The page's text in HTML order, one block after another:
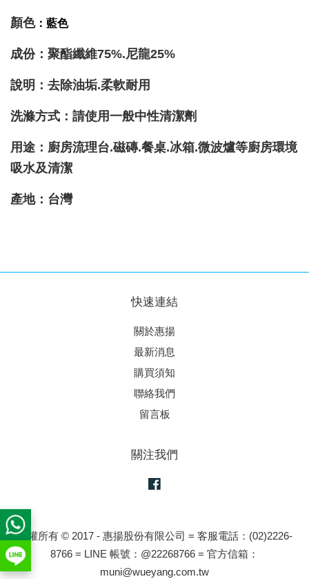
顏色：藍色
成份：聚酯纖維75%.尼龍25%
說明：去除油垢.柔軟耐用
洗滌方式：請使用一般中性清潔劑
用途：廚房流理台.磁磚.餐桌.冰箱.微波爐等廚房環境
吸水及清潔
產地：台灣
快速連結
關於惠揚
最新消息
購買須知
聯絡我們
留言板
關注我們
版權所有 © 2017 - 惠揚股份有限公司 = 客服電話：(02)2226-
8766 = LINE 帳號：@22268766 = 官方信箱：
muni@wueyang.com.tw